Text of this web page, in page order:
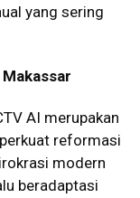
yang sering
AI merupakan
reformasi
modern
beradaptasi